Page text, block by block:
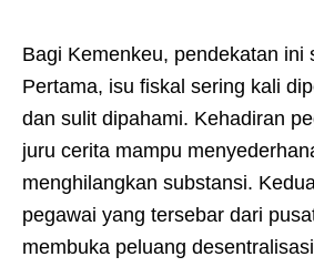
Bagi Kemenkeu, pendekatan ini
Pertama, isu fiskal sering kali
dan sulit dipahami. Kehadiran
juru cerita mampu
menghilangkan substansi.
pegawai yang tersebar dari
membuka peluang